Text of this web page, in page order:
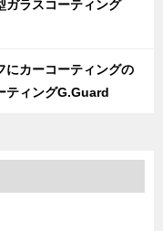
ガラスコーティング
にカーコーティングの
ティングG.Guard